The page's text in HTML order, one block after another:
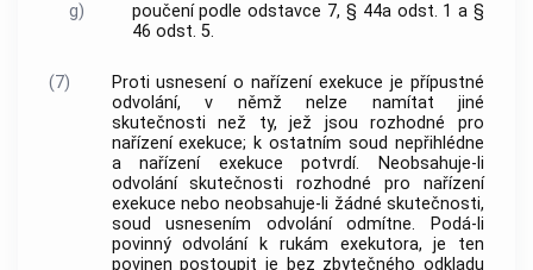
g)
poučení podle odstavce 7, § 44a odst. 1 a §
46 odst. 5.
(7)
Proti usnesení o nařízení exekuce je přípustné
odvolání, v němž nelze namítat jiné
skutečnosti než ty, jež jsou rozhodné pro
nařízení exekuce; k ostatním soud nepřihlédne
a nařízení exekuce potvrdí. Neobsahuje-li
odvolání skutečnosti rozhodné pro nařízení
exekuce nebo neobsahuje-li žádné skutečnosti,
soud usnesením odvolání odmítne. Podá-li
povinný odvolání k rukám exekutora, je ten
povinen postoupit je bez zbytečného odkladu